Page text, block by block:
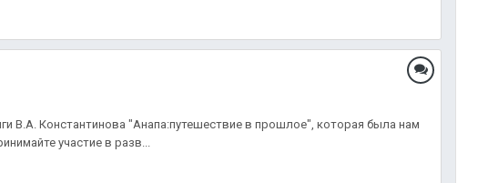
В.А. Константинова "Анапа:путешествие в прошлое", которая была нам
участие в разв...